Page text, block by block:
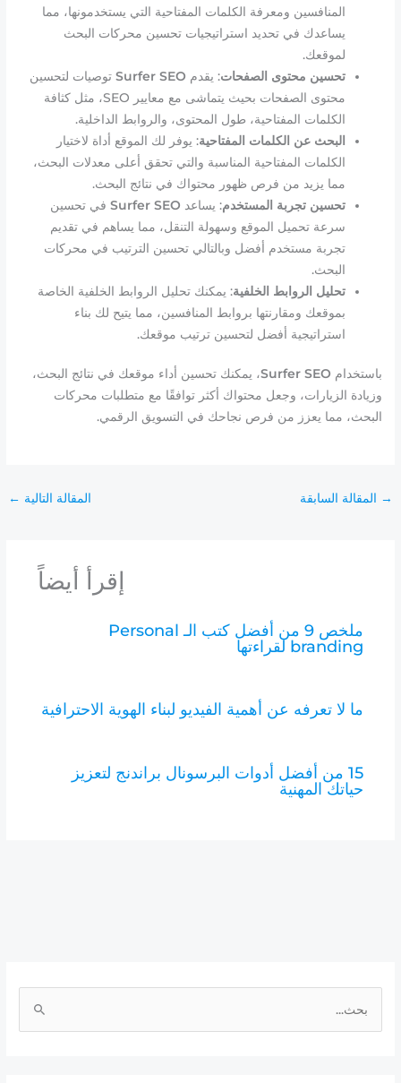
المنافسين ومعرفة الكلمات المفتاحية التي يستخدمونها، مما
يساعدك في تحديد استراتيجيات تحسين محركات البحث
لموقعك.
تحسين محتوى الصفحات: يقدم Surfer SEO توصيات لتحسين
محتوى الصفحات بحيث يتماشى مع معايير SEO، مثل كثافة
الكلمات المفتاحية، طول المحتوى، والروابط الداخلية.
البحث عن الكلمات المفتاحية: يوفر لك الموقع أداة لاختيار
الكلمات المفتاحية المناسبة والتي تحقق أعلى معدلات البحث،
مما يزيد من فرص ظهور محتواك في نتائج البحث.
تحسين تجربة المستخدم: يساعد Surfer SEO في تحسين
سرعة تحميل الموقع وسهولة التنقل، مما يساهم في تقديم
تجربة مستخدم أفضل وبالتالي تحسين الترتيب في محركات
البحث.
تحليل الروابط الخلفية: يمكنك تحليل الروابط الخلفية الخاصة
بموقعك ومقارنتها بروابط المنافسين، مما يتيح لك بناء
استراتيجية أفضل لتحسين ترتيب موقعك.
باستخدام Surfer SEO، يمكنك تحسين أداء موقعك في نتائج البحث،
وزيادة الزيارات، وجعل محتواك أكثر توافقًا مع متطلبات محركات
البحث، مما يعزز من فرص نجاحك في التسويق الرقمي.
→ المقالة السابقة المقالة التالية ←
إقرأ أيضاً
ملخص 9 من أفضل كتب الـ Personal
branding لقراءتها
ما لا تعرفه عن أهمية الفيديو لبناء الهوية الاحترافية
15 من أفضل أدوات البرسونال براندنج لتعزيز
حياتك المهنية